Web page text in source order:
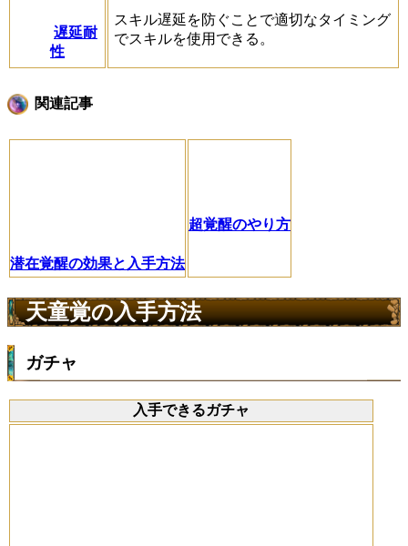
遅延耐
性
スキル遅延を防ぐことで適切なタイミング
でスキルを使用できる。
関連記事
潜在覚醒の効果と入手方法
超覚醒のやり方
天童覚の入手方法
ガチャ
入手できるガチャ